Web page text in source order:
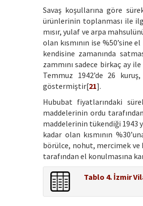
Savaş koşullarına göre
ürünlerinin toplanması ile
mısır, yulaf ve arpa
olan kısmının ise %50’sine
kendisine zamanında
zammını sadece birkaç ay
Temmuz 1942’de 26
göstermiştir[21].
Hububat fiyatlarındaki
maddelerinin ordu
maddelerinin tükendiği 1943
kadar olan kısmının
börülce, nohut, mercimek ve
tarafından el konulmasına
Tablo 4. İzmir